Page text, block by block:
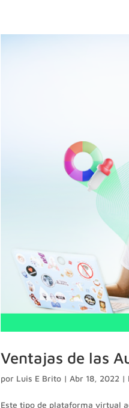
Ventajas de las
por Luis E Brito |Abr 18, 2022 |
Este tipo de plataforma virtual